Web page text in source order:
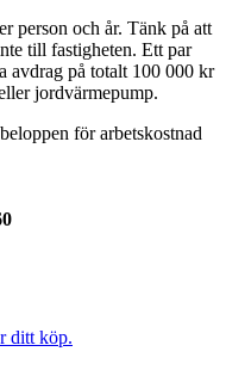
person och år. Tänk på att
till fastigheten. Ett par
avdrag på totalt 100 000 kr
jordvärmepump.
för arbetskostnad
ditt köp.